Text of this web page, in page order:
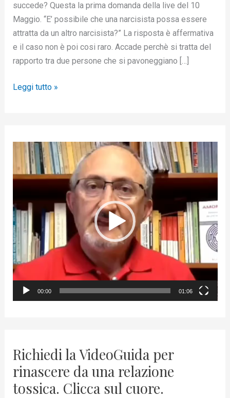
succede? Questa la prima domanda della live del 10
Maggio. “E’ possibile che una narcisista possa essere
attratta da un altro narcisista?” La risposta è affermativa
e il caso non è poi cosi raro. Accade perchè si tratta del
rapporto tra due persone che si pavoneggiano […]
Leggi tutto »
d
o
P
l
a
y
00:00 01:06
Richiedi la VideoGuida per
rinascere da una relazione
tossica. Clicca sul cuore.